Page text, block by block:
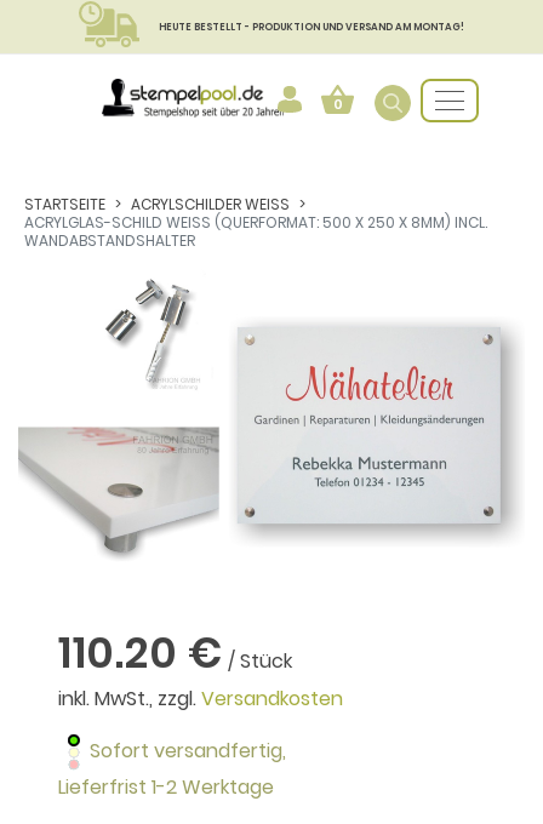
HEUTE BESTELLT - PRODUKTION UND VERSAND AM MONTAG!
0
STARTSEITE
ACRYLSCHILDER WEISS
ACRYLGLAS-SCHILD WEISS (QUERFORMAT: 500 X 250 X 8MM) INCL.
WANDABSTANDSHALTER
110.20 € / Stück
inkl. MwSt., zzgl.Versandkosten
Sofort versandfertig,
Lieferfrist 1-2 Werktage